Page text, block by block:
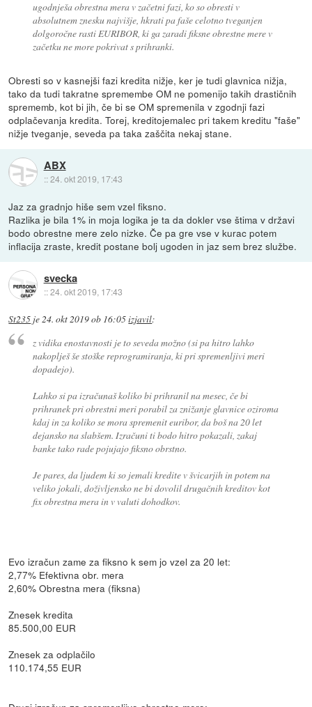
ugodnješa obrestna mera v začetni fazi, ko so obresti v
absolutnem znesku najvišje, hkrati pa faše celotno tveganjen
dolgoročne rasti EURIBOR, ki ga zaradi fiksne obrestne mere v
začetku ne more pokrivat s prihranki.
Obresti so v kasnejši fazi kredita nižje, ker je tudi glavnica nižja,
tako da tudi takratne spremembe OM ne pomenijo takih drastičnih
sprememb, kot bi jih, če bi se OM spremenila v zgodnji fazi
odplačevanja kredita. Torej, kreditojemalec pri takem kreditu "faše"
nižje tveganje, seveda pa taka zaščita nekaj stane.
ABX
::24. okt 2019, 17:43
Jaz za gradnjo hiše sem vzel fiksno.
Razlika je bila 1% in moja logika je ta da dokler vse štima v državi
bodo obrestne mere zelo nizke. Če pa gre vse v kurac potem
inflacija zraste, kredit postane bolj ugoden in jaz sem brez službe.
svecka
::24. okt 2019, 17:43
St235 je24. okt 2019 ob 16:05izjavil:
z vidika enostavnosti je to seveda možno (si pa hitro lahko
nakoplješ še stoške reprogramiranja, ki pri spremenljivi meri
dopadejo).
Lahko si pa izračunaš koliko bi prihranil na mesec, če bi
prihranek pri obrestni meri porabil za znižanje glavnice oziroma
kdaj in za koliko se mora spremenit euribor, da boš na 20 let
dejansko na slabšem. Izračuni ti bodo hitro pokazali, zakaj
banke tako rade pojujajo fiksno obrstno.
Je pares, da ljudem ki so jemali kredite v švicarjih in potem na
veliko jokali, doživljensko ne bi dovolil drugačnih kreditov kot
fix obrestna mera in v valuti dohodkov.
Evo izračun zame za fiksno k sem jo vzel za 20 let:
2,77% Efektivna obr. mera
2,60% Obrestna mera (fiksna)
Znesek kredita
85.500,00 EUR
Znesek za odplačilo
110.174,55 EUR